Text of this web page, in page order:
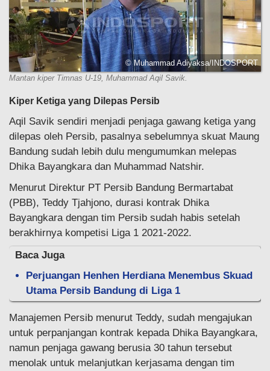
© Muhammad Adiyaksa/INDOSPORT
Mantan kiper Timnas U-19, Muhammad Aqil Savik.
Kiper Ketiga yang Dilepas Persib
Aqil Savik sendiri menjadi penjaga gawang ketiga yang
dilepas oleh Persib, pasalnya sebelumnya skuat Maung
Bandung sudah lebih dulu mengumumkan melepas
Dhika Bayangkara dan Muhammad Natshir.
Menurut Direktur PT Persib Bandung Bermartabat
(PBB), Teddy Tjahjono, durasi kontrak Dhika
Bayangkara dengan tim Persib sudah habis setelah
berakhirnya kompetisi Liga 1 2021-2022.
Baca Juga
Perjuangan Henhen Herdiana Menembus Skuad
Utama Persib Bandung di Liga 1
Manajemen Persib menurut Teddy, sudah mengajukan
untuk perpanjangan kontrak kepada Dhika Bayangkara,
namun penjaga gawang berusia 30 tahun tersebut
menolak untuk melanjutkan kerjasama dengan tim